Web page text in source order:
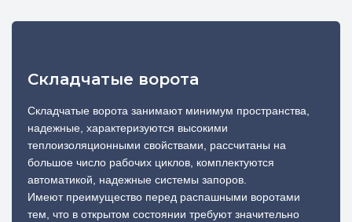
Складчатые ворота
Складчатые ворота занимают минимум пространства,
надежные, характеризуются высокими
теплоизоляционными свойствами, рассчитаны на
большое число рабочих циклов, комплектуются
автоматикой, надежные системы запоров.
Имеют преимущество перед распашными воротами
тем, что в открытом состоянии требуют значительно